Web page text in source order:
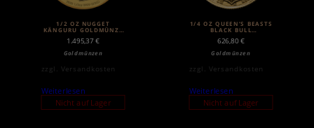
1/2 OZ NUGGET
KÄNGURU GOLDMÜNZE
1.495,37€
Goldmünzen
zzgl. Versandkosten
Weiterlesen
Nicht auf Lager
1/4 OZ QUEEN’S BEASTS
BLACK BULL
626,80€
Goldmünzen
zzgl. Versandkosten
Weiterlesen
Nicht auf Lager